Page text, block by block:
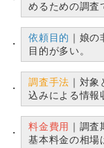
めるための調査
依頼目的 ｜娘
目的が多い。
調査手法 ｜対
込みによる情報
料金費用 ｜調
基本料金の相場